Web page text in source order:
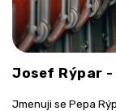
Josef Rýpar
Jmenuji se Pepa